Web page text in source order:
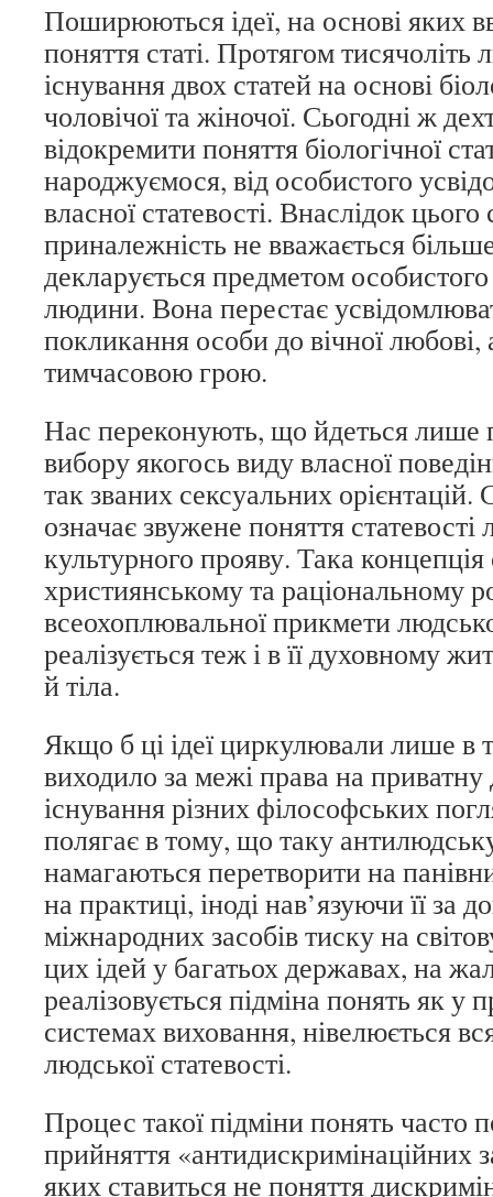
Поширюються ідеї, на основі яких
поняття статі. Протягом тисячоліть
існування двох статей на основі
чоловічої та жіночої. Сьогодні ж
відокремити поняття біологічної
народжуємося, від особистого
власної статевості. Внаслідок цього
приналежність не вважається
декларується предметом
людини. Вона перестає
покликання особи до вічної любові,
тимчасовою грою.
Нас переконують, що йдеться лише
вибору якогось виду власної
так званих сексуальних
означає звужене поняття статевості
культурного прояву. Така
християнському та раціональному
всеохоплювальної прикмети
реалізується теж і в її духовному
й тіла.
Якщо б ці ідеї циркулювали лише в
виходило за межі права на
існування різних філософських
полягає в тому, що таку
намагаються перетворити на
на практиці, іноді нав’язуючи її за
міжнародних засобів тиску на
цих ідей у багатьох державах, на
реалізовується підміна понять як у
системах виховання, нівелюється
людської статевості.
Процес такої підміни понять часто
прийняття «антидискримінаційних
яких ставиться не поняття